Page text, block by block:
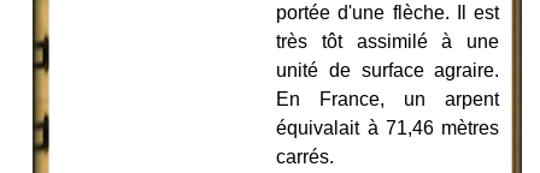
portée d'une flèche. Il est
très tôt assimilé à une
unité de surface agraire.
En France, un arpent
équivalait à 71,46 mètres
carrés.